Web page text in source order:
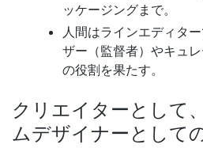
ッケージングまで。
人間はラインエディタ
ザー（監督者）やキュ
の役割を果たす。
クリエイターとして
ムデザイナーとして